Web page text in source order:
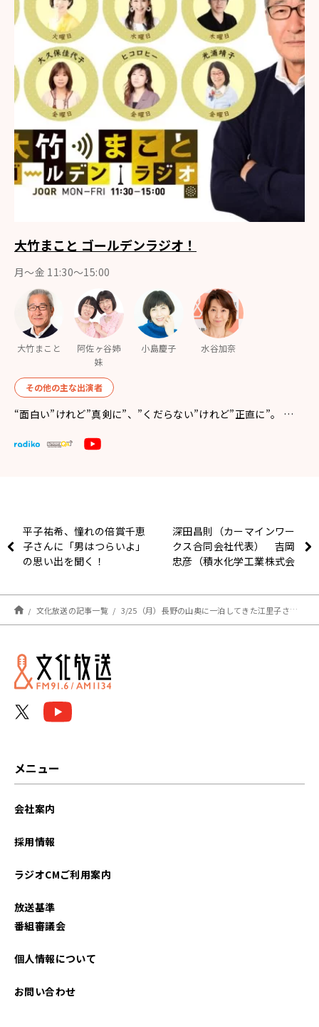
大竹まこと ゴールデンラジオ！
月〜金 11:30～15:00
大竹まこと
阿佐ヶ谷姉
妹
小島慶子 水谷加奈
その他の主な出演者
“面白い”けれど”真剣に”、”くだらない”けれど”正直に”。 …
平子祐希、憧れの倍賞千恵
子さんに「男はつらいよ」
の思い出を聞く！
深田昌則（カーマインワー
クス合同会社代表） 吉岡
忠彦（積水化学工業株式会
部 部長）
文化放送の記事一覧 3/25（月）長野の山奥に一泊してきた江里子さん！
メニュー
会社案内
採用情報
ラジオCMご利用案内
放送基準
番組審議会
個人情報について
お問い合わせ